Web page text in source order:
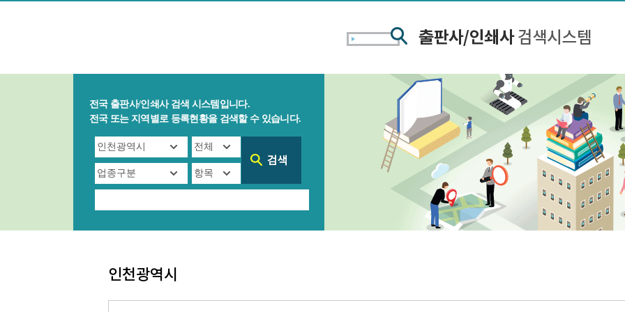
전국 출판사/인쇄사 검색 시스템입니다.
전국 또는 지역별로 등록현황을 검색할 수 있습니다.
인천광역시